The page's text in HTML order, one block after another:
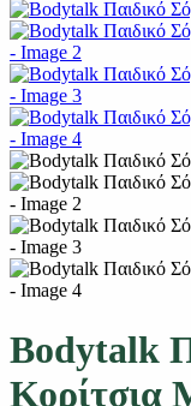
Bodytalk
Κορίτσια